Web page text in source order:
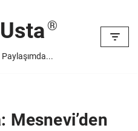
Mesnevi’den